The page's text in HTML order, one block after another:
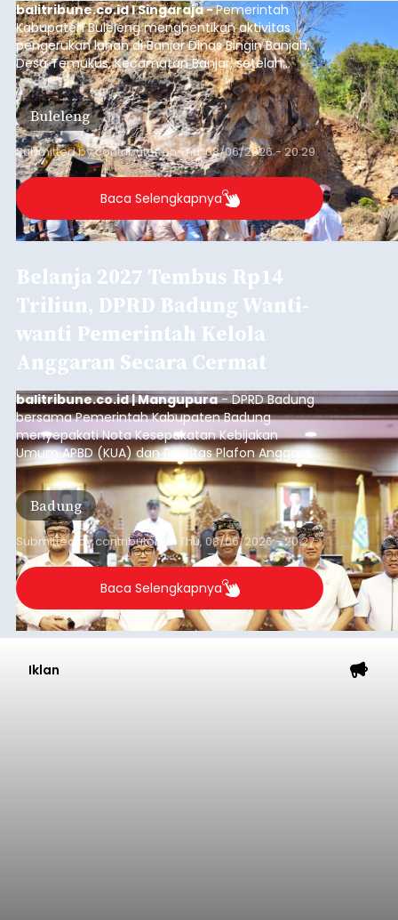
balitribune.co.id I Singaraja -Pemerintah
Kabupaten Buleleng menghentikan aktivitas
pengerukan lahan di Banjar Dinas Bingin Banjah,
Desa Temukus, Kecamatan Banjar, setelah
ditemukan indikasi kegiatan pengambilan
material yang tidak sesuai dengan peruntukan
kawasan.
Buleleng
Submitted bycontributoronThu, 08/06/2026 - 20:29
Baca Selengkapnya
Belanja 2027 Tembus Rp14
Triliun, DPRD Badung Wanti-
wanti Pemerintah Kelola
Anggaran Secara Cermat
balitribune.co.id | Mangupura- DPRD Badung
bersama Pemerintah Kabupaten Badung
menyepakati Nota Kesepakatan Kebijakan
Umum APBD (KUA) dan Prioritas Plafon Anggaran
Sementara (PPAS) Tahun Anggaran 2027 dalam
rapat paripurna yang digelar di Gedung DPRD
Badung, Kamis (6/8/2026).
Badung
Submitted bycontributor onThu, 08/06/2026 - 20:27
Baca Selengkapnya
Iklan